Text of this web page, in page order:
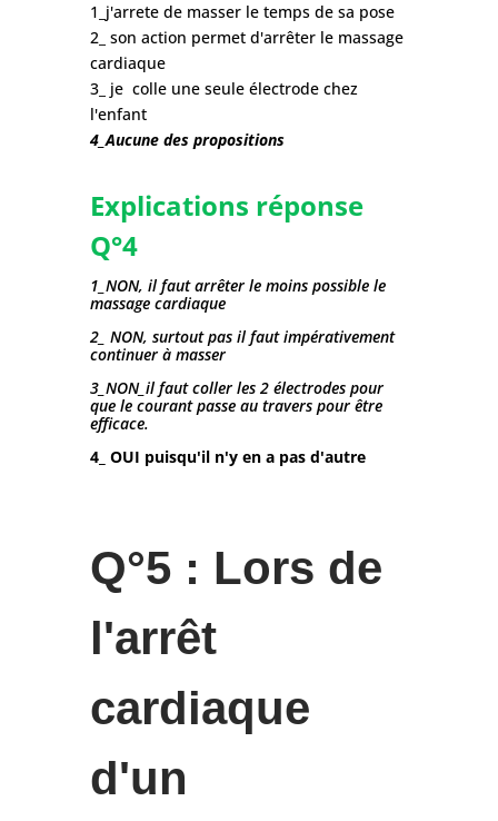
1_j'arrete de masser le temps de sa pose
2_ son action permet d'arrêter le massage
cardiaque
3_ je colle une seule électrode chez
l'enfant
4_Aucune des propositions
Explications réponse
Q°4
1_NON, il faut arrêter le moins possible le
massage cardiaque
2_ NON, surtout pas il faut impérativement
continuer à masser
3_NON_il faut coller les 2 électrodes pour
que le courant passe au travers pour être
efficace.
4_ OUI puisqu'il n'y en a pas d'autre
Q°5 : Lors de
l'arrêt
cardiaque
d'un